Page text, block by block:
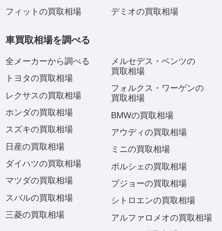
フィットの買取相場
デミオの買取相場
車買取相場を調べる
全メーカーから調べる
トヨタの買取相場
レクサスの買取相場
ホンダの買取相場
スズキの買取相場
日産の買取相場
ダイハツの買取相場
マツダの買取相場
スバルの買取相場
三菱の買取相場
メルセデス・ベンツの
買取相場
フォルクス・ワーゲンの
買取相場
BMWの買取相場
アウディの買取相場
ミニの買取相場
ポルシェの買取相場
プジョーの買取相場
シトロエンの買取相場
アルファロメオの買取相場